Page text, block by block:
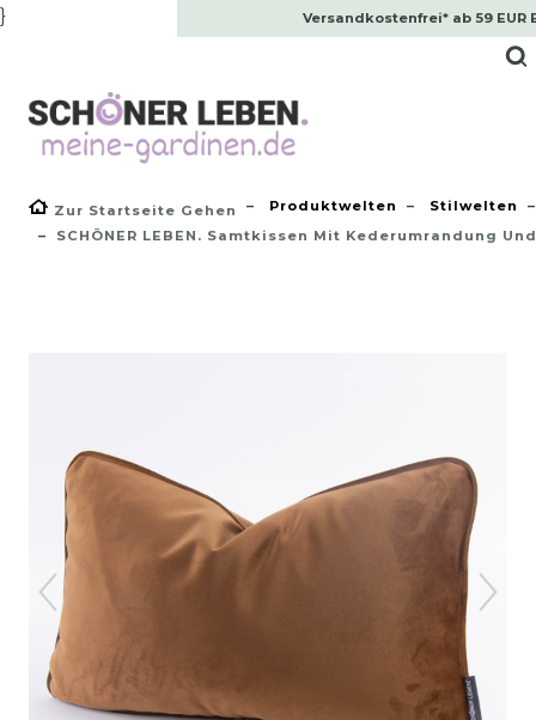
} Versandkostenfrei* ab 59 EUR
Zur Startseite Gehen Produktwelten
Stilwelten
SCHÖNER LEBEN. Samtkissen Mit Kederumrandung